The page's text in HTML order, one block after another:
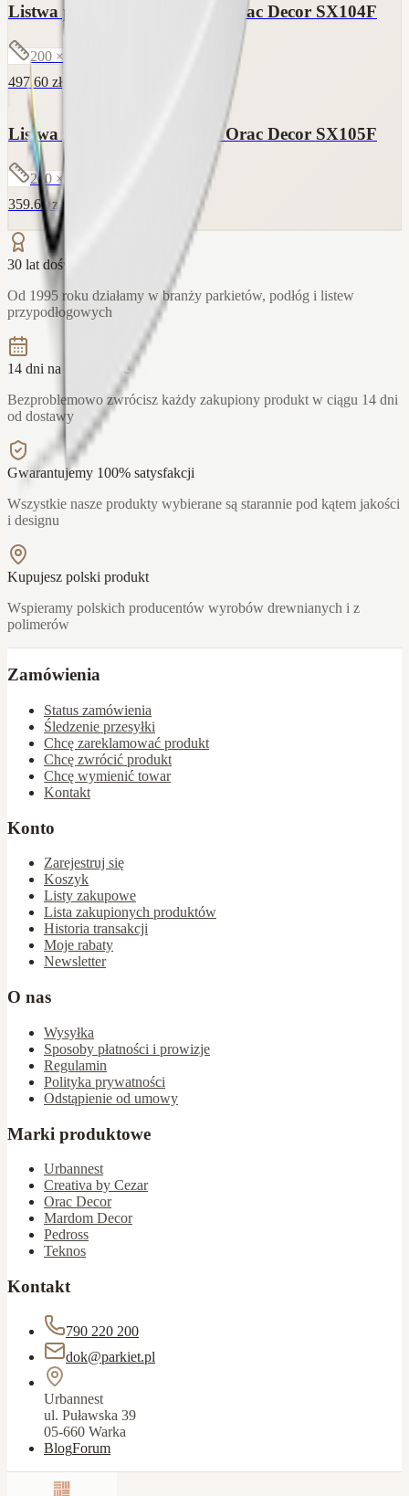
Listwa przypodłogowa flex - Orac Decor SX104F
200 × 15 × 1.7
497.60 zł
Listwa przypodłogowa flex - Orac Decor SX105F
200 × 11 × 1.3
359.60zł
30 lat doświadczenia
Od 1995 roku działamy w branży parkietów, podłóg i listew
przypodłogowych
14 dni na odstąpienie
Bezproblemowo zwrócisz każdy zakupiony produkt w ciągu 14 dni
od dostawy
Gwarantujemy 100% satysfakcji
Wszystkie nasze produkty wybierane są starannie pod kątem jakości
i designu
Kupujesz polski produkt
Wspieramy polskich producentów wyrobów drewnianych i z
polimerów
Zamówienia
Status zamówienia
Śledzenie przesyłki
Chcę zareklamować produkt
Chcę zwrócić produkt
Chcę wymienić towar
Kontakt
Konto
Zarejestruj się
Koszyk
Listy zakupowe
Lista zakupionych produktów
Historia transakcji
Moje rabaty
Newsletter
O nas
Wysyłka
Sposoby płatności i prowizje
Regulamin
Polityka prywatności
Odstąpienie od umowy
Marki produktowe
Urbannest
Creativa by Cezar
Orac Decor
Mardom Decor
Pedross
Teknos
Kontakt
790 220 200
dok@parkiet.pl
Urbannest
ul. Puławska 39
05-660 Warka
BlogForum